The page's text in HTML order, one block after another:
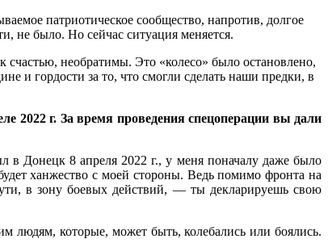
патриотическое сообщество, напротив, долгое
не было. Но сейчас ситуация меняется.
счастью, необратимы. Это «колесо» было остановлено,
и гордости за то, что смогли сделать наши предки, в
2022 г. За время проведения спецоперации вы дали
в Донецк 8 апреля 2022 г., у меня поначалу даже было
ханжество с моей стороны. Ведь помимо фронта на
в зону боевых действий, — ты декларируешь свою
людям, которые, может быть, колебались или боялись.